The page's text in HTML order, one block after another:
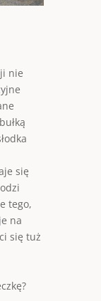
nie
się
tego,
na
się tuż